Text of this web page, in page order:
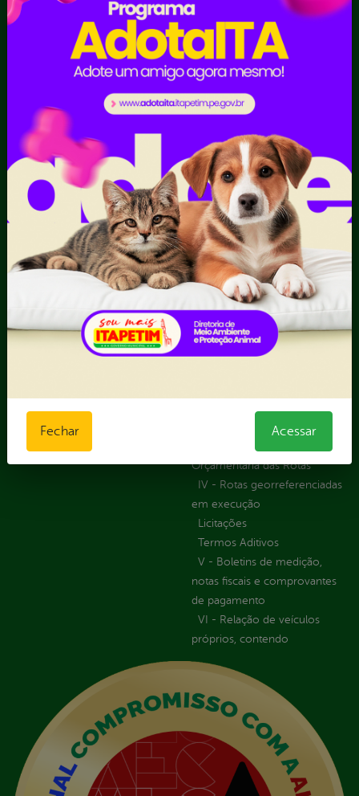
Inicio
LGPD e Governo
Licitações e
Obras Públicas
Planejamento e
Prestação de Contas
Receitas
Recursos Humanos
Ouvidoria
Acompanhar uma
Manifestação
Atendimento via WhatsApp
Competências da Ouvidoria
Dúvidas? Acesse o FAQ
Fazer uma Manifestação
Portal Transporte
Escolar
Contratos
Contratos Administrativos
Despesas
I - Anexo I - Ficha de
Registro de Fornecedor -
III - Anexo III - Planilha
Orçamentária das Rotas
IV - Rotas georreferenciadas
em execução
Licitações
Termos Aditivos
V - Boletins de medição,
notas fiscais e comprovantes
de pagamento
VI - Relação de veículos
próprios, contendo
Fechar Acessar